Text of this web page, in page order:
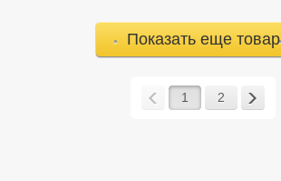
Показать еще товар
1 2